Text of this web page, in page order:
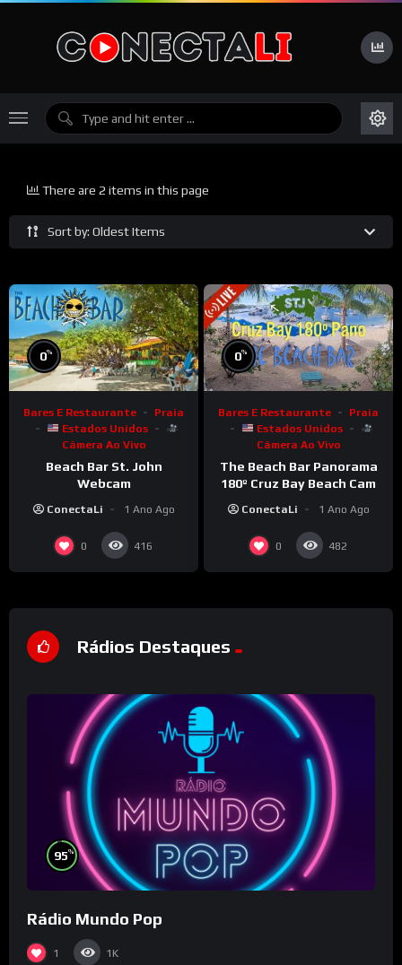
Sort by: Oldest Items
There are 2 items in this page
0%
Bares E Restaurante
Praia
Estados Unidos
Câmera Ao Vivo
Beach Bar St. John
Webcam
ConectaLi 1 Ano Ago
0 416
0%
Bares E Restaurante
Praia
Estados Unidos
Câmera Ao Vivo
The Beach Bar Panorama
180º Cruz Bay Beach Cam
ConectaLi 1 Ano Ago
0 482
Rádios Destaques
95%
Rádio Mundo Pop
1 1K